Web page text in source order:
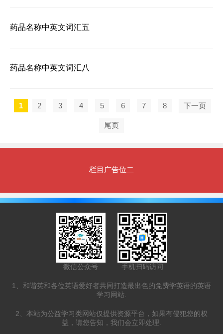
药品名称中英文词汇五
药品名称中英文词汇八
1 2 3 4 5 6 7 8 下一页
尾页
栏目广告位二
微信公众号 手机扫码访问
1、和谐英和各位英语爱好者共同打造最出色的免费学英语的英语
学习网站.
2、本站为公益学习类网站仅提供资源平台，如果有侵犯您的权
益，请您告知，我们会立即处理.